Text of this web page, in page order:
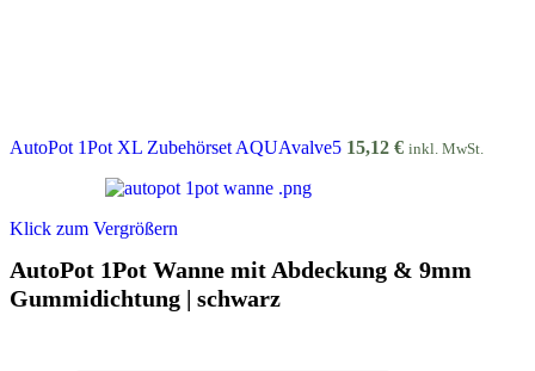
AutoPot 1Pot XL Zubehörset AQUAvalve5 15,12 € inkl. MwSt.
Klick zum Vergrößern
AutoPot 1Pot Wanne mit Abdeckung & 9mm
Gummidichtung | schwarz